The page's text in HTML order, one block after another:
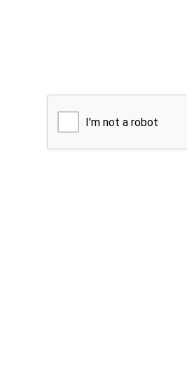
I'm not a robot